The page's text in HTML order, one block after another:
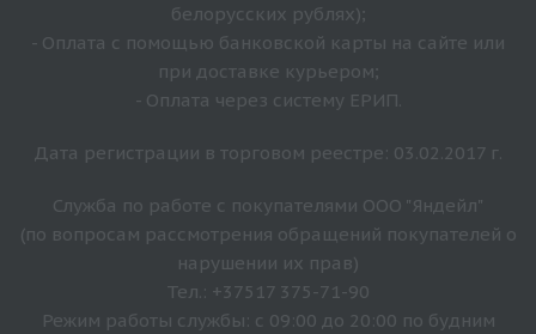
белорусских рублях);
- Оплата с помощью банковской карты на сайте или
при доставке курьером;
- Оплата через систему ЕРИП.
Дата регистрации в торговом реестре: 03.02.2017 г.
Служба по работе с покупателями ООО "Яндейл"
(по вопросам рассмотрения обращений покупателей о
нарушении их прав)
Тел.: +37517 375-71-90
Режим работы службы: с 09:00 до 20:00 по будним